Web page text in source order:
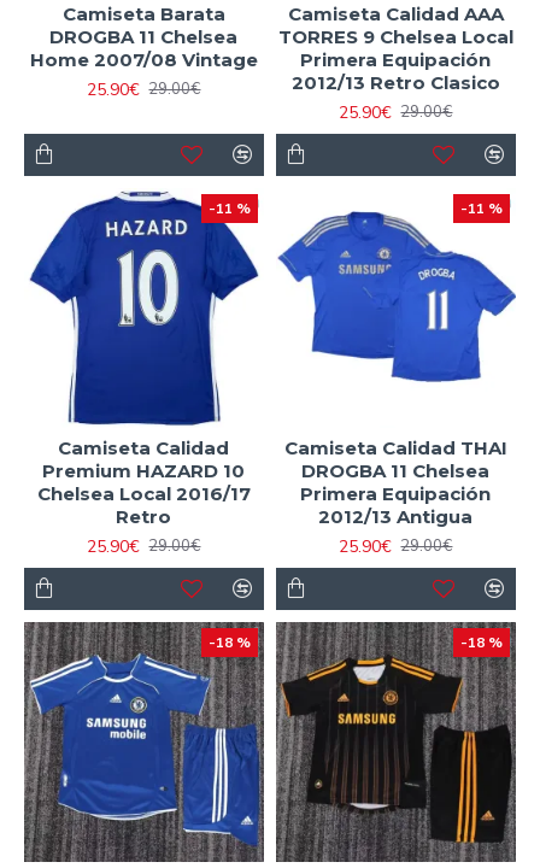
Camiseta Barata
DROGBA 11 Chelsea
Home 2007/08 Vintage
25.90€ 29.00€
Camiseta Calidad AAA
TORRES 9 Chelsea Local
Primera Equipación
2012/13 Retro Clasico
25.90€ 29.00€
-11 %
Camiseta Calidad
Premium HAZARD 10
Chelsea Local 2016/17
Retro
25.90€ 29.00€
-11 %
Camiseta Calidad THAI
DROGBA 11 Chelsea
Primera Equipación
2012/13 Antigua
25.90€ 29.00€
-18 % -18 %